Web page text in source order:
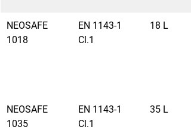
NEOSAFE
1018
EN 1143-1
Cl.1
18 L
NEOSAFE
1035
EN 1143-1
Cl.1
35 L